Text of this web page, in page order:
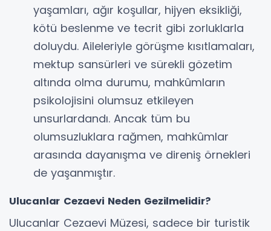
yaşamları, ağır koşullar, hijyen eksikliği,
kötü beslenme ve tecrit gibi zorluklarla
doluydu. Aileleriyle görüşme kısıtlamaları,
mektup sansürleri ve sürekli gözetim
altında olma durumu, mahkûmların
psikolojisini olumsuz etkileyen
unsurlardandı. Ancak tüm bu
olumsuzluklara rağmen, mahkûmlar
arasında dayanışma ve direniş örnekleri
de yaşanmıştır.
Ulucanlar Cezaevi Neden Gezilmelidir?
Ulucanlar Cezaevi Müzesi, sadece bir turistik